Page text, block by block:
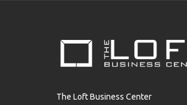
The Loft Business Center